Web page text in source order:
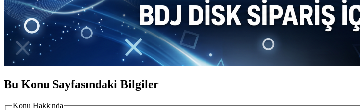
Bu Konu Sayfasındaki Bilgiler
Konu Hakkında